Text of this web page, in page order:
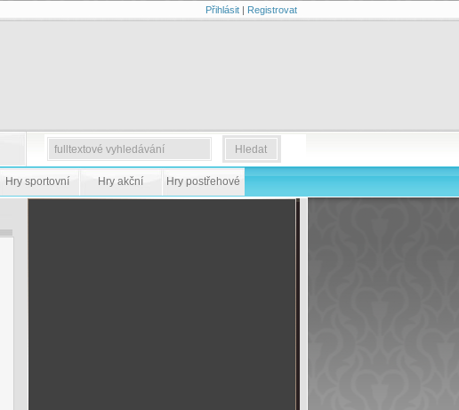
Přihlásit| Registrovat
Hry sportovní Hry akční Hry postřehové